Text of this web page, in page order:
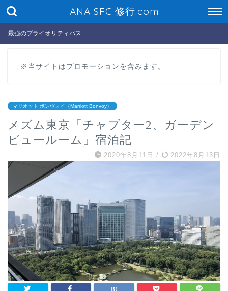
ANA SFC 修行.com
最強のプライオリティパス
※当サイトはプロモーションを含みます。
マリオット ボンヴォイ（Marriott Bonvoy）
メズム東京「チャプター2、ガーデン
ビュールーム」宿泊記
2020年8月11日 / 2022年8月13日